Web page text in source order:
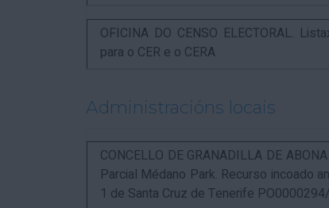
OFICINA DO CENSO ELECTORAL.
para o CER e o CERA
Administracións locais
CONCELLO DE GRANADILLA DE
Parcial Médano Park. Recurso incoado
1 de Santa Cruz de Tenerife